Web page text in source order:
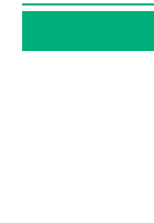
دیگر رسانه‌ها درباره
«مردم غیور آبادان... شهر